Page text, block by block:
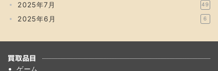
2025年7月 49
2025年6月 6
買取品目
ゲーム